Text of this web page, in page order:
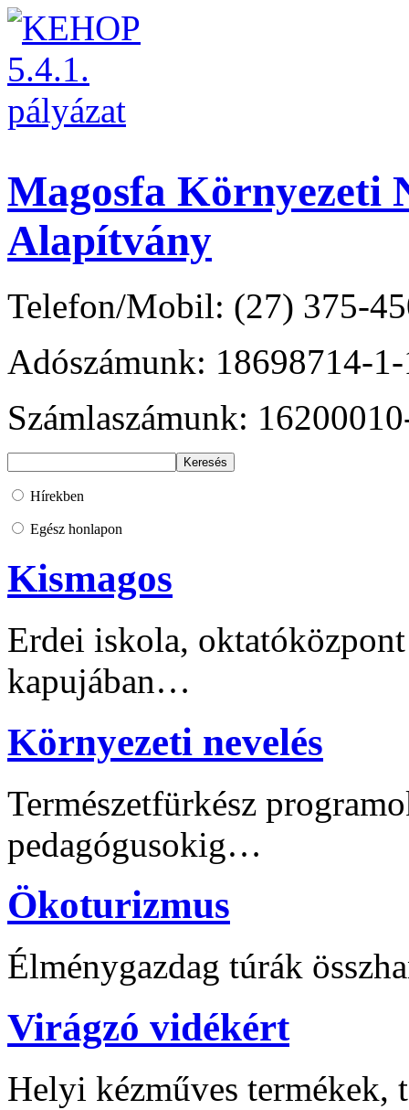
Magosfa Környezeti
Alapítvány
Telefon/Mobil: (27) 375-
Adószámunk: 18698714-
Számlaszámunk:
Hírekben
Egész honlapon
Kismagos
Erdei iskola,
kapujában…
Környezeti nevelés
Természetfürkész
pedagógusokig…
Ökoturizmus
Élménygazdag túrák
Virágzó vidékért
Helyi kézműves